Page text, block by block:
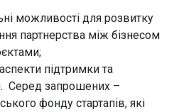
можливості для розвитку
партнерства між бізнесом
підтримки та
Серед запрошених –
фонду стартапів, які